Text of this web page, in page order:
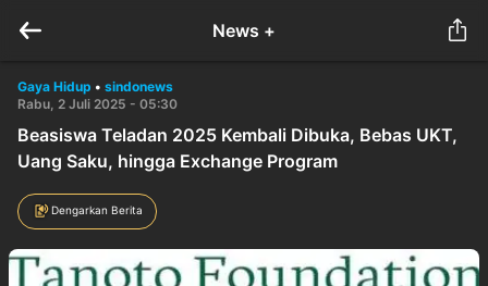
News +
Gaya Hidup • sindonews
Rabu, 2 Juli 2025 - 05:30
Beasiswa Teladan 2025 Kembali Dibuka, Bebas UKT,
Uang Saku, hingga Exchange Program
Dengarkan Berita